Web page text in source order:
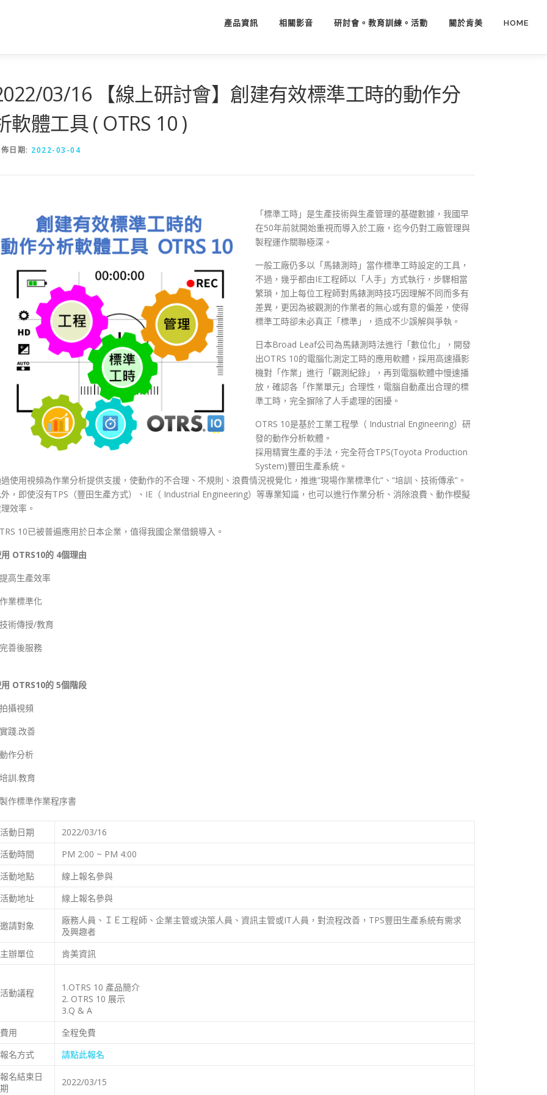
產品資訊 相關影音 研討會。教育訓練。活動 關於肯美 HOME
03/16 【線上研討會】創建有效標準工時的動作分
軟體工具 ( OTRS 10 )
日期: 2022-03-04
「標準工時」是生產技術與生產管理的基礎數據，我國早
在50年前就開始重視而導入於工廠，迄今仍對工廠管理與
製程運作關聯極深。
一般工廠仍多以「馬錶測時」當作標準工時設定的工具，
不過，幾乎都由IE工程師以「人手」方式執行，步驟相當
繁瑣，加上每位工程師對馬錶測時技巧因理解不同而多有
差異，更因為被觀測的作業者的無心或有意的偏差，使得
標準工時卻未必真正「標準」，造成不少誤解與爭執。
日本Broad Leaf公司為馬錶測時法進行「數位化」，開發
出OTRS 10的電腦化測定工時的應用軟體，採用高速攝影
機對「作業」進行「觀測紀錄」，再到電腦軟體中慢速播
放，確認各「作業單元」合理性，電腦自動產出合理的標
準工時，完全摒除了人手處理的困擾。
OTRS 10是基於工業工程學（ Industrial Engineering）研
發的動作分析軟體。
採用精實生產的手法，完全符合TPS(Toyota Production
System)豐田生產系統。
使用視頻為作業分析提供支援，使動作的不合理、不規則、浪費情況視覺化，推進“現場作業標準化”、“培訓、技術傳承”。
，即使沒有TPS（豐田生產方式）、IE（ Industrial Engineering）等專業知識，也可以進行作業分析、消除浪費、動作模擬
效率。
10已被普遍應用於日本企業，值得我國企業借鏡導入。
OTRS10的 4個理由
高生產效率
業標準化
術傳授/教育
善後服務
OTRS10的 5個階段
攝視頻
踐.改善
作分析
訓.教育
作標準作業程序書
活動日期
2022/03/16
活動時間
PM 2:00 ~ PM 4:00
活動地點
線上報名參與
活動地址
線上報名參與
邀請對象
廠務人員、ＩＥ工程師、企業主管或決策人員、資訊主管或IT人員，對流程改善，TPS豐田生產系統有需求
及興趣者
主辦單位
肯美資訊
活動議程
1.OTRS 10 產品簡介
2. OTRS 10 展示
3.Q & A
費用
全程免費
報名方式
請點此報名
報名結束日
期
2022/03/15